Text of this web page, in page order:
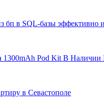
бп в SQL-базы эффективно
1300mAh Pod Kit В Наличии
в Севастополе